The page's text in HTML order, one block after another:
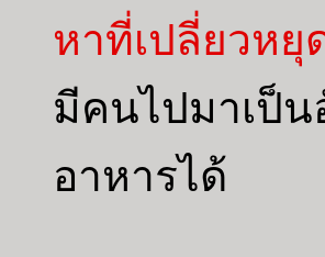
หาที่เปลี่ยวห
มีคนไปมาเป็น
อาหารได้